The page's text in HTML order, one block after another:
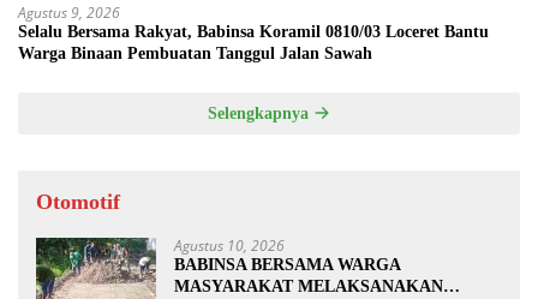
Agustus 9, 2026
Selalu Bersama Rakyat, Babinsa Koramil 0810/03 Loceret Bantu
Warga Binaan Pembuatan Tanggul Jalan Sawah
Selengkapnya
Otomotif
Agustus 10, 2026
BABINSA BERSAMA WARGA
MASYARAKAT MELAKSANAKAN